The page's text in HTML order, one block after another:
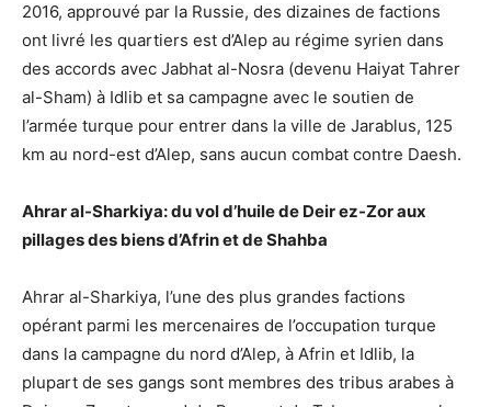
2016, approuvé par la Russie, des dizaines de factions
ont livré les quartiers est d’Alep au régime syrien dans
des accords avec Jabhat al-Nosra (devenu Haiyat Tahrer
al-Sham) à Idlib et sa campagne avec le soutien de
l’armée turque pour entrer dans la ville de Jarablus, 125
km au nord-est d’Alep, sans aucun combat contre Daesh.
Ahrar al-Sharkiya: du vol d’huile de Deir ez-Zor aux
pillages des biens d’Afrin et de Shahba
Ahrar al-Sharkiya, l’une des plus grandes factions
opérant parmi les mercenaires de l’occupation turque
dans la campagne du nord d’Alep, à Afrin et Idlib, la
plupart de ses gangs sont membres des tribus arabes à